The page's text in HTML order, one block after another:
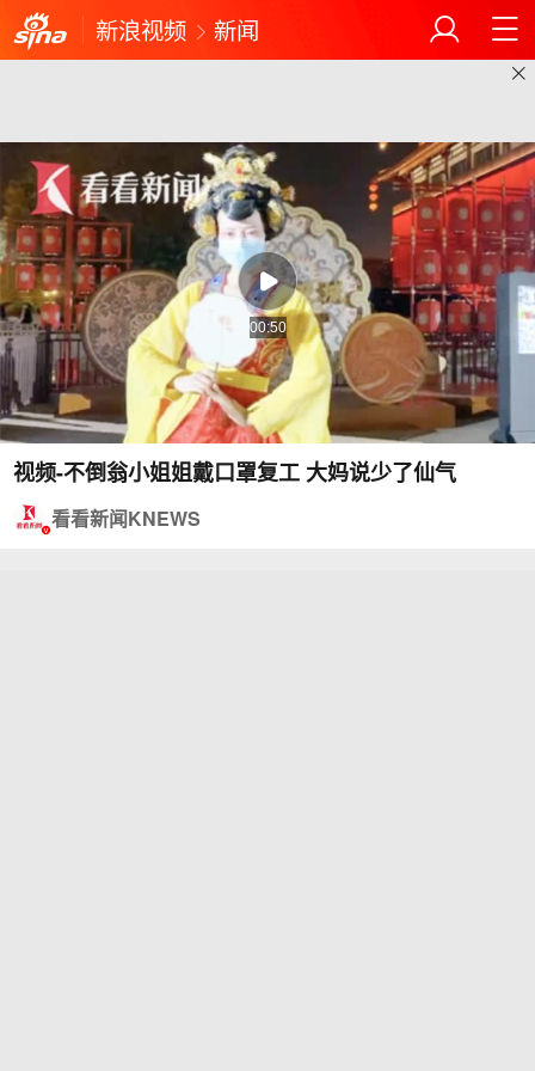
新浪视频 新闻
00:50
视频-不倒翁小姐姐戴口罩复工 大妈说少了仙气
看看新闻KNEWS